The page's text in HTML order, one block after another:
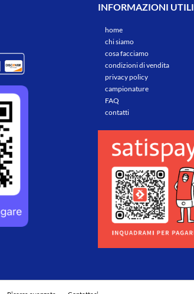
INFORMAZIONI UTILI
home
chi siamo
cosa facciamo
condizioni di vendita
privacy policy
campionature
FAQ
contatti